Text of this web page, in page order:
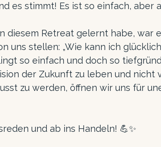
es stimmt! Es ist so einfach, aber
diesem Retreat gelernt habe, war
uns stellen: „Wie kann ich
so einfach und doch so
der Zukunft zu leben und nicht
zu werden, öffnen wir uns für
und ab ins Handeln! 💪✨